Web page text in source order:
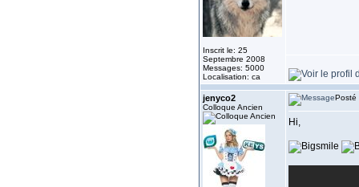
Inscrit le: 25
Septembre 2008
Messages: 5000
Localisation: ca
jenyco2
Colloque Ancien
Posté
Hi,